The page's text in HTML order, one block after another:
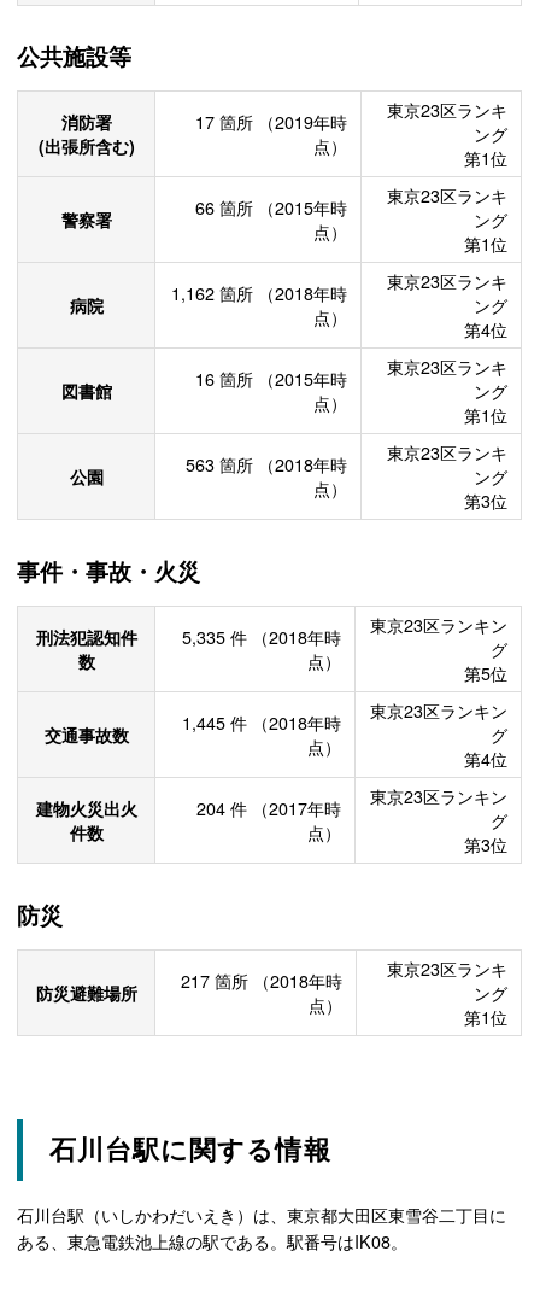
公共施設等
消防署
(出張所含む)
17 箇所
（2019年時
点）
東京23区ランキ
ング
第1位
警察署 66 箇所
（2015年時
点）
東京23区ランキ
ング
第1位
病院 1,162 箇所
（2018年時
点）
東京23区ランキ
ング
第4位
図書館 16 箇所
（2015年時
点）
東京23区ランキ
ング
第1位
公園 563 箇所
（2018年時
点）
東京23区ランキ
ング
第3位
事件・事故・火災
刑法犯認知件
数
5,335 件
（2018年時
点）
東京23区ランキン
グ
第5位
交通事故数 1,445 件
（2018年時
点）
東京23区ランキン
グ
第4位
建物火災出火
件数
204 件
（2017年時
点）
東京23区ランキン
グ
第3位
防災
防災避難場所 217 箇所
（2018年時
点）
東京23区ランキ
ング
第1位
石川台駅に関する情報
石川台駅（いしかわだいえき）は、東京都大田区東雪谷二丁目に
ある、東急電鉄池上線の駅である。駅番号はIK08。